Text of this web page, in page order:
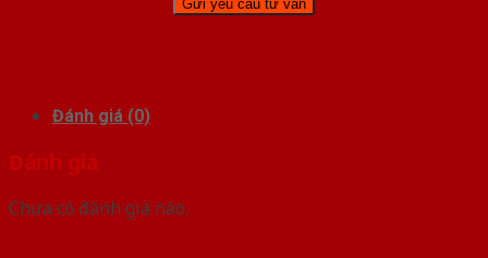
Đánh giá (0)
Đánh giá
Chưa có đánh giá nào.